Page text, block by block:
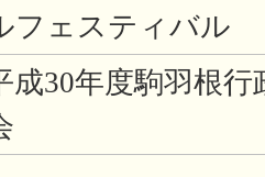
フェスティバル
成30年度駒羽根